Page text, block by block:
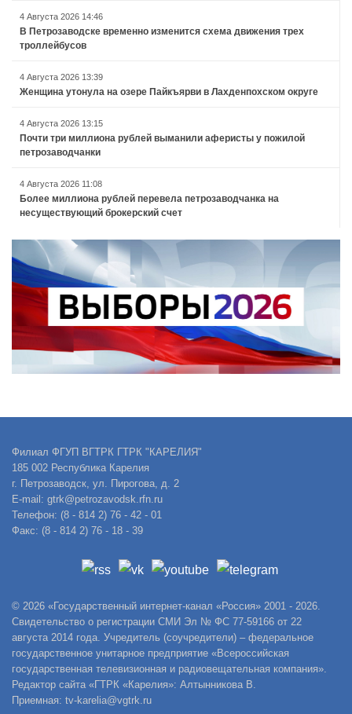
4 Августа 2026 14:46
В Петрозаводске временно изменится схема движения трех
троллейбусов
4 Августа 2026 13:39
Женщина утонула на озере Пайкъярви в Лахденпохском округе
4 Августа 2026 13:15
Почти три миллиона рублей выманили аферисты у пожилой
петрозаводчанки
4 Августа 2026 11:08
Более миллиона рублей перевела петрозаводчанка на
несуществующий брокерский счет
Филиал ФГУП ВГТРК ГТРК "КАРЕЛИЯ"
185 002 Республика Карелия
г. Петрозаводск, ул. Пирогова, д. 2
E-mail: gtrk@petrozavodsk.rfn.ru
Телефон: (8 - 814 2) 76 - 42 - 01
Факс: (8 - 814 2) 76 - 18 - 39
© 2026 «Государственный интернет-канал «Россия» 2001 - 2026.
Свидетельство о регистрации СМИ Эл № ФС 77-59166 от 22
августа 2014 года. Учредитель (соучредители) – федеральное
государственное унитарное предприятие «Всероссийская
государственная телевизионная и радиовещательная компания».
Редактор сайта «ГТРК «Карелия»: Алтынникова В.
Приемная: tv-karelia@vgtrk.ru